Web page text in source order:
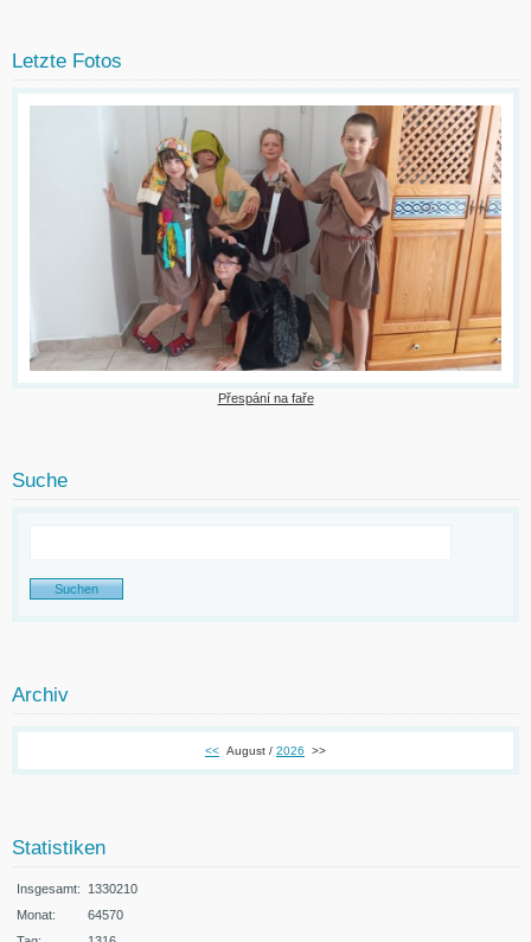
Letzte Fotos
Přespání na faře
Suche
Archiv
<< August / 2026 >>
Statistiken
Insgesamt: 1330210
Monat:
64570